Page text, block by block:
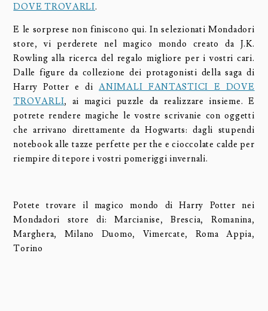
DOVE TROVARLI.
E le sorprese non finiscono qui. In selezionati Mondadori
store, vi perderete nel magico mondo creato da J.K.
Rowling alla ricerca del regalo migliore per i vostri cari.
Dalle figure da collezione dei protagonisti della saga di
Harry Potter e diANIMALI FANTASTICI E DOVE
TROVARLI, ai magici puzzle da realizzare insieme. E
potrete rendere magiche le vostre scrivanie con oggetti
che arrivano direttamente da Hogwarts: dagli stupendi
notebook alle tazze perfette per the e cioccolate calde per
riempire di tepore i vostri pomeriggi invernali.
Potete trovare il magico mondo di Harry Potter nei
Mondadori store di: Marcianise, Brescia, Romanina,
Marghera, Milano Duomo, Vimercate, Roma Appia,
Torino